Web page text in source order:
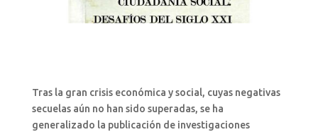
Tras la gran crisis económica y social, cuyas negativas
secuelas aún no han sido superadas, se ha
generalizado la publicación de investigaciones